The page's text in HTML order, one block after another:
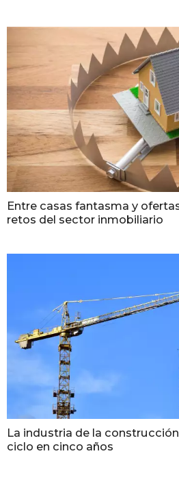
Entre casas fantasma y
retos del sector inmobiliario
La industria de la
ciclo en cinco años